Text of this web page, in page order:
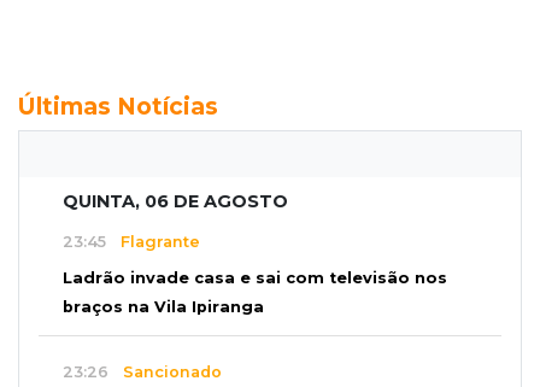
Últimas Notícias
QUINTA, 06 DE AGOSTO
23:45 Flagrante
Ladrão invade casa e sai com televisão nos
braços na Vila Ipiranga
23:26 Sancionado